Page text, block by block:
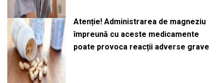
Atenție! Administrarea de magneziu
împreună cu aceste medicamente
poate provoca reacții adverse grave